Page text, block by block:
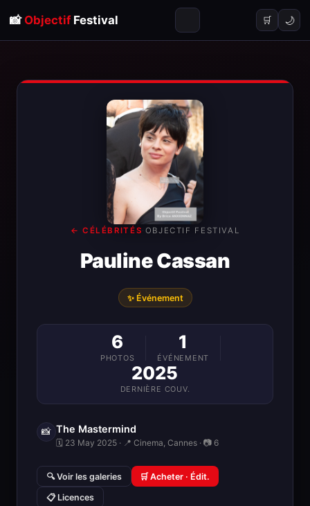
📸 ObjectifFestival 🛒 🌙
← CÉLÉBRITÉS· OBJECTIF FESTIVAL
Pauline Cassan
✨ Événement
6
PHOTOS
1
ÉVÉNEMENT
2025
DERNIÈRE COUV.
📸 The Mastermind
🗓 23 May 2025 · 📍 Cinema, Cannes · 📷 6
🔍 Voir les galeries 🛒 Acheter · Édit.
📋 Licences